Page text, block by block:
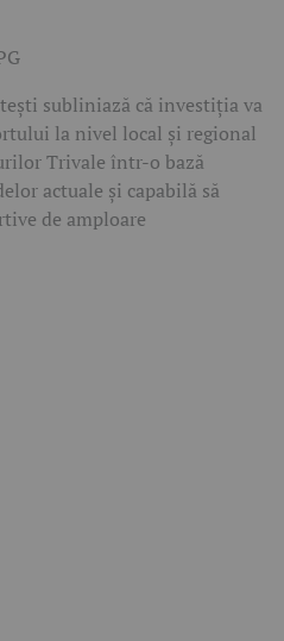
subliniază că investiția va
la nivel local și regional
Trivale într-o bază
actuale și capabilă să
de amploare